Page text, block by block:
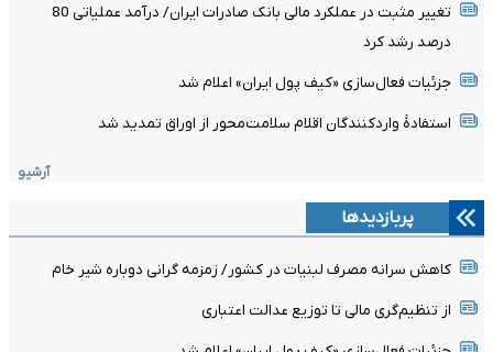
تغییر مثبت در عملکرد مالی بانک صادرات ایران/ درآمد عملیاتی 80
درصد رشد کرد
جزئیات فعال‌سازی «کیف پول ایران» اعلام شد
استفادۀ واردکنندگان اقلام سلامت‌محور از اوراق تمدید شد
آرشیو
پربازدیدها
کاهش سرانه مصرف لبنیات در کشور/ زمزمه گرانی دوباره شیر خام
از تنظیم‌گری مالی تا توزیع عدالت اعتباری